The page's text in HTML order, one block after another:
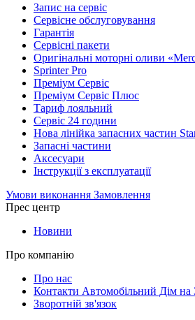
Запис на сервіс
Сервісне обслуговування
Гарантія
Сервісні пакети
Оригінальні моторні оливи
Sprinter Pro
Преміум Сервіс
Преміум Сервіс Плюс
Тариф лояльний
Сервіс 24 години
Нова лінійка запасних частин
Запасні частини
Аксесуари
Інструкції з експлуатації
Умови виконання Замовлення
Прес центр
Новини
Про компанію
Про нас
Контакти Автомобільний Дім на
Зворотній зв'язок